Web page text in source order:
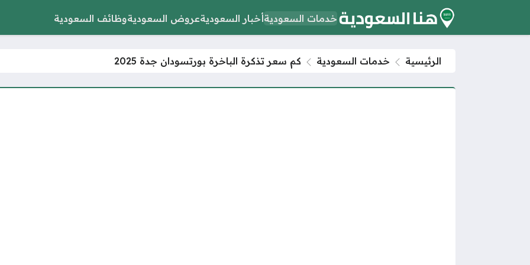
خدمات السعوديةأخبار السعوديةعروض السعوديةوظائف السعودية
الرئيسية خدمات السعودية كم سعر تذكرة الباخرة بورتسودان جدة 2025